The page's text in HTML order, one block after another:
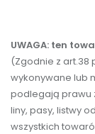
UWAGA: ten
(Zgodnie z art.38
wykonywane lub
podlegają prawu
liny, pasy, listwy
wszystkich